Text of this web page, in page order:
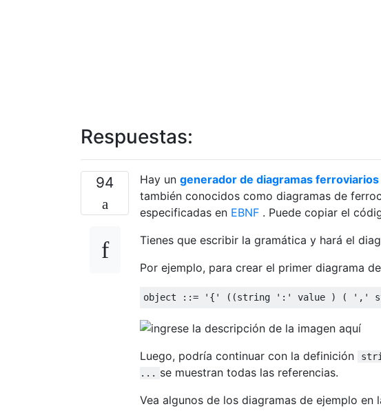
Respuestas:
94 Hay un generador de diagramas ferroviarios
también conocidos como diagramas de
especificadas en EBNF . Puede copiar el
Tienes que escribir la gramática y hará el
Por ejemplo, para crear el primer diagrama
Luego, podría continuar con la definición
... se muestran todas las referencias.
Vea algunos de los diagramas de ejemplo en